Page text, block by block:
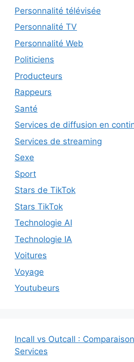
Personnalité télévisée
Personnalité TV
Personnalité Web
Politiciens
Producteurs
Rappeurs
Santé
Services de diffusion en
Services de streaming
Sexe
Sport
Stars de TikTok
Stars TikTok
Technologie AI
Technologie IA
Voitures
Voyage
Youtubeurs
Incall vs Outcall :
Services